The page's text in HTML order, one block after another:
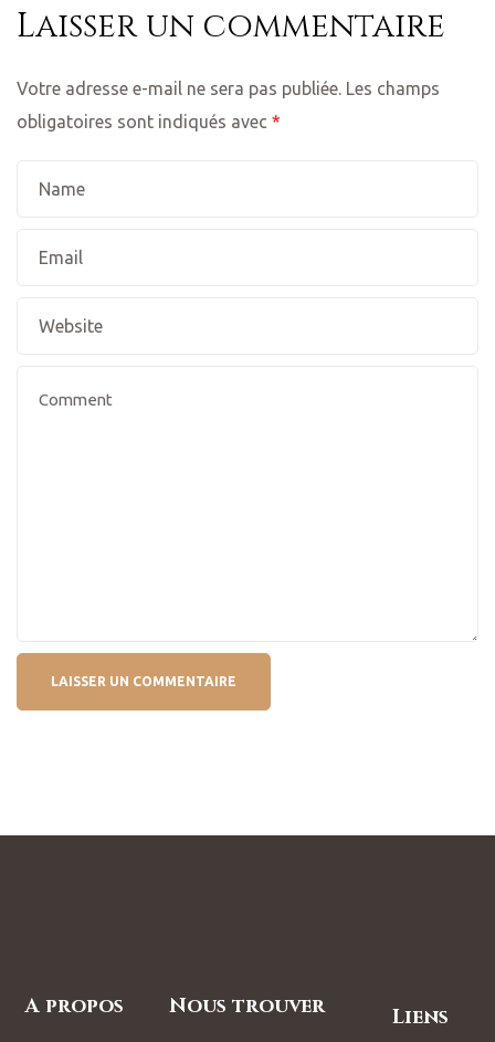
Laisser un commentaire
Votre adresse e-mail ne sera pas publiée. Les champs
obligatoires sont indiqués avec *
A propos Nous trouver Liens